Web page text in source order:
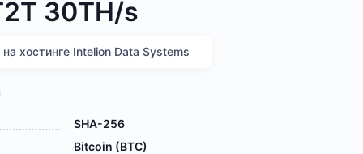
30TH/s
хостинге Intelion Data Systems
SHA-256
Bitcoin (BTC)